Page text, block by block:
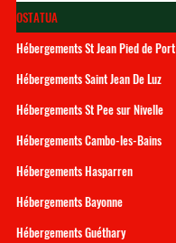
OSTATUA
Hébergements St Jean Pied de Port
Hébergements Saint Jean De Luz
Hébergements St Pee sur Nivelle
Hébergements Cambo-les-Bains
Hébergements Hasparren
Hébergements Bayonne
Hébergements Guéthary